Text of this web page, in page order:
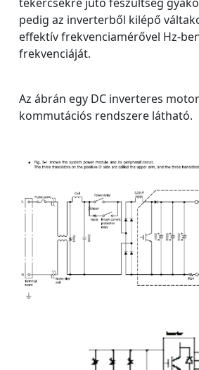
pedig az inverterből kilépő
effektív frekvenciamérővel Hz-
frekvenciáját.
Az ábrán egy DC inverteres
kommutációs rendszere látható.